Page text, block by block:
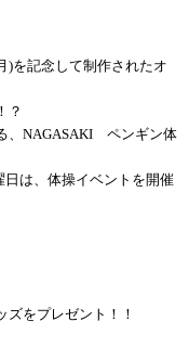
)を記念して制作されたオ
？
、NAGASAKI ペンギン体
は、体操イベントを開催
ズをプレゼント！！